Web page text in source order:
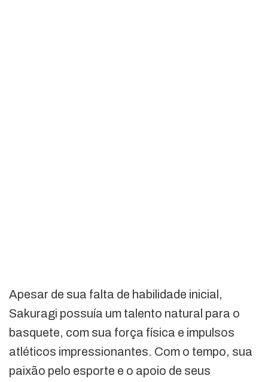
Apesar de sua falta de habilidade inicial,
Sakuragi possuía um talento natural para o
basquete, com sua força física e impulsos
atléticos impressionantes. Com o tempo, sua
paixão pelo esporte e o apoio de seus